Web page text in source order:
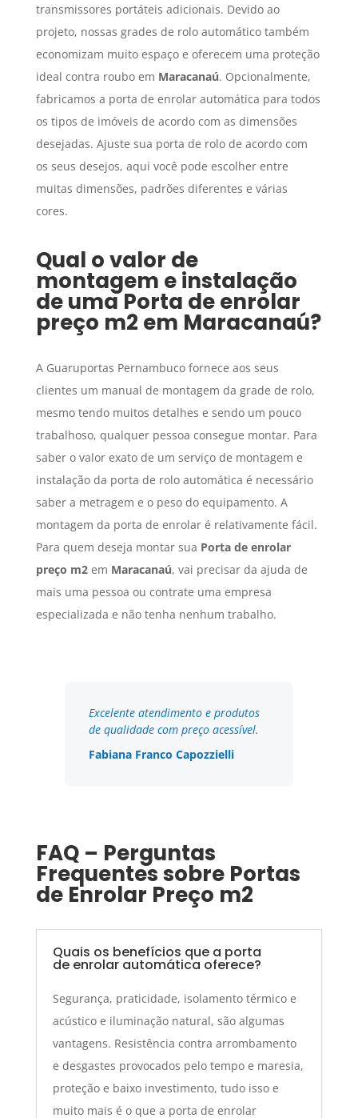
transmissores portáteis adicionais. Devido ao
projeto, nossas grades de rolo automático também
economizam muito espaço e oferecem uma proteção
ideal contra roubo em Maracanaú. Opcionalmente,
fabricamos a porta de enrolar automática para todos
os tipos de imóveis de acordo com as dimensões
desejadas. Ajuste sua porta de rolo de acordo com
os seus desejos, aqui você pode escolher entre
muitas dimensões, padrões diferentes e várias
cores.
Qual o valor de
montagem e instalação
de umaPorta de enrolar
preço m2 em Maracanaú?
A Guaruportas Pernambuco fornece aos seus
clientes um manual de montagem da grade de rolo,
mesmo tendo muitos detalhes e sendo um pouco
trabalhoso, qualquer pessoa consegue montar. Para
saber o valor exato de um serviço de montagem e
instalação da porta de rolo automática é necessário
saber a metragem e o peso do equipamento. A
montagem da porta de enrolar é relativamente fácil.
Para quem deseja montar sua Porta de enrolar
preço m2em Maracanaú, vai precisar da ajuda de
mais uma pessoa ou contrate uma empresa
especializada e não tenha nenhum trabalho.
Excelente atendimento e produtos
de qualidade com preço acessível.
Fabiana Franco Capozzielli
FAQ – Perguntas
Frequentes sobre Portas
de Enrolar Preço m2
Quais os benefícios que a porta
de enrolar automática oferece?
Segurança, praticidade, isolamento térmico e
acústico e iluminação natural, são algumas
vantagens. Resistência contra arrombamento
e desgastes provocados pelo tempo e maresia,
proteção e baixo investimento, tudo isso e
muito mais é o que a porta de enrolar